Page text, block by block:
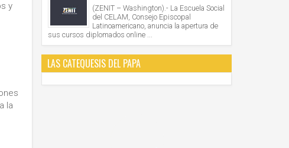
y
la
(ZENIT – Washington).- La Escuela Social
del CELAM, Consejo Episcopal
Latinoamericano, anuncia la apertura de
sus cursos diplomados online ...
LAS CATEQUESIS DEL PAPA